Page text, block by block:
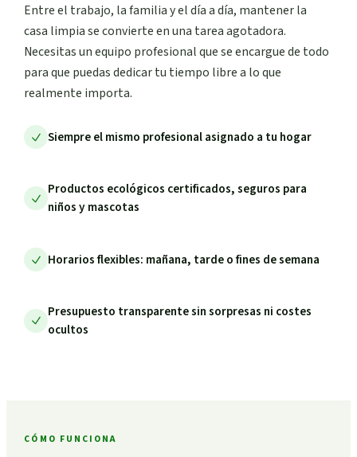
Entre el trabajo, la familia y el día a día, mantener la
casa limpia se convierte en una tarea agotadora.
Necesitas un equipo profesional que se encargue de todo
para que puedas dedicar tu tiempo libre a lo que
realmente importa.
Siempre el mismo profesional asignado a tu hogar
Productos ecológicos certificados, seguros para
niños y mascotas
Horarios flexibles: mañana, tarde o fines de semana
Presupuesto transparente sin sorpresas ni costes
ocultos
CÓMO FUNCIONA